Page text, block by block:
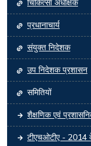
चिकित्सा अधीक्षक
प्रधानाचार्य
संयुक्त निदेशक
उप निदेशक प्रशासन
समितियों
शैक्षणिक एवं
टीएचओटीए - 2014